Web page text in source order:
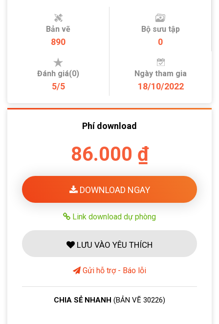
Bản vẽ
890
Bộ sưu tập
0
Đánh giá(0)
5/5
Ngày tham gia
18/10/2022
Phí download
86.000 ₫
DOWNLOAD NGAY
Link download dự phòng
LƯU VÀO YÊU THÍCH
Gửi hỗ trợ - Báo lỗi
CHIA SẺ NHANH (BẢN VẼ 30226)